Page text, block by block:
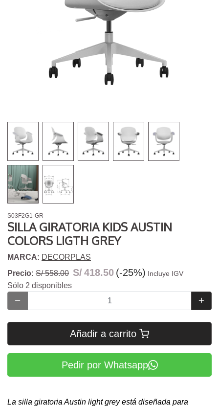
S03F2G1-GR
SILLA GIRATORIA KIDS AUSTIN
COLORS LIGTH GREY
MARCA: DECORPLAS
Precio: S/ 558.00 S/418.50 (-25%) Incluye IGV
Sólo 2 disponibles
Añadir a carrito
Pedir por Whatsapp
La silla giratoria Austin light grey está diseñada para